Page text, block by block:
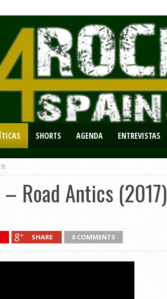
SHORTS AGENDA ENTREVISTAS
Road Antics (2017)
SHARE 0 COMMENTS